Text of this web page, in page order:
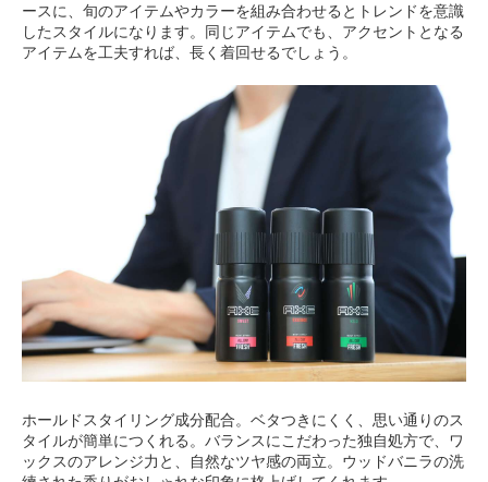
ースに、旬のアイテムやカラーを組み合わせるとトレンドを意識
したスタイルになります。同じアイテムでも、アクセントとなる
アイテムを工夫すれば、長く着回せるでしょう。
ホールドスタイリング成分配合。ベタつきにくく、思い通りのス
タイルが簡単につくれる。バランスにこだわった独自処方で、ワ
ックスのアレンジ力と、自然なツヤ感の両立。ウッドバニラの洗